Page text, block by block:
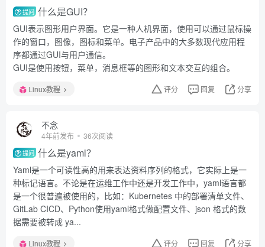
提问 什么是GUI？
GUI表示图形用户界面。它是一种人机界面，使用可以通过鼠标操
作的窗口，图像，图标和菜单。电子产品中的大多数现代应用程
序都通过GUI与用户通信。
GUI是使用按钮，菜单，消息框等的图形和文本交互的组合。
Linux教程 评分 回复 分享
不念
4年前发布 36次阅读
提问 什么是yaml？
Yaml是一个可读性高的用来表达资料序列的格式，它实际上是一
种标记语言。不论是在运维工作中还是开发工作中，yaml语言都
是一个很普遍被使用的，比如：Kubernetes 中的部署清单文件、
GitLab CICD、Python使用yaml格式做配置文件、json 格式的数
据需要被转成 ya...
Linux教程 评分 回复 分享